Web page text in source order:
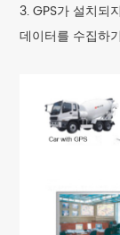
3. GPS가 설치되
데이터를 수집하